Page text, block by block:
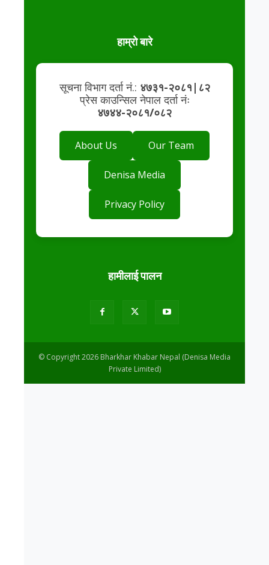
हाम्रो बारे
सूचना विभाग दर्ता नं.: ४७३१-२०८१|८२
प्रेस काउन्सिल नेपाल दर्ता नंः
४७४४-२०८१/०८२
About Us Our Team
Denisa Media
Privacy Policy
हामीलाई पालन
© Copyright 2026 Bharkhar Khabar Nepal (Denisa Media
Private Limited)